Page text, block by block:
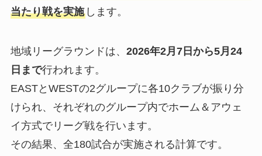
当たり戦を実施します。
地域リーグラウンドは、 2026年2月7日から5月24
日まで行われます。
EASTとWESTの2グループに各10クラブが振り分
けられ、それぞれのグループ内でホーム＆アウェ
イ方式でリーグ戦を行います。
その結果、全180試合が実施される計算です。